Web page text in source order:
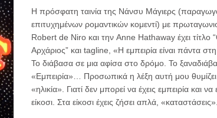
Η πρόσφατη ταινία της Νάνσυ Μάγιερς
επιτυχημένων ρομαντικών κομεντί) με
Robert de Niro και την Anne Hathaway έχει τίτλο
Αρχάριος” και tagline, «Η εμπειρία είναι πάντα
Το διάβασα σε μια αφίσα στο δρόμο. Το
«Εμπειρία»… Προσωπικά η λέξη αυτή μου θυμίζει
«ηλικία». Γιατί δεν μπορεί να έχεις εμπειρία και να
είκοσι. Στα είκοσι έχεις ζήσει απλά, «καταστάσεις».